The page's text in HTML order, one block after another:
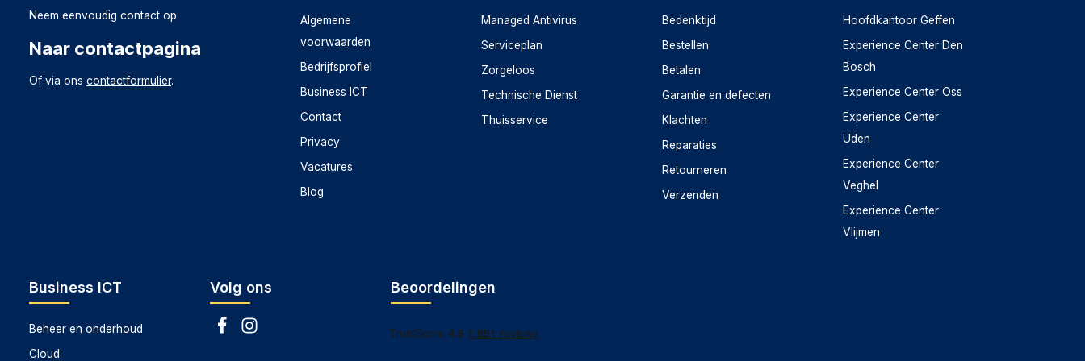
Spraakbesturing
Koppel Deco XE75 met Alexa zodat je hem met simpele spraakopdrachten kunt bedienen. Dat maakt het leven
moment de mesh wifi-dekking uit door meer Deco’s toe te voegen.
Volg ons
Neem eenvoudig contact op:
Naar contactpagina
Of via ons contactformulier.
Algemene
voorwaarden
Bedrijfsprofiel
Business ICT
Contact
Privacy
Vacatures
Blog
Managed Antivirus
Serviceplan
Zorgeloos
Technische Dienst
Thuisservice
Bedenktijd
Bestellen
Betalen
Garantie en defecten
Klachten
Reparaties
Retourneren
Verzenden
Hoofdkantoor Geffen
Experience Center Den
Bosch
Experience Center Oss
Experience Center
Uden
Experience Center
Veghel
Experience Center
Vlijmen
Business ICT
Beheer en onderhoud
Cloud
Beoordelingen